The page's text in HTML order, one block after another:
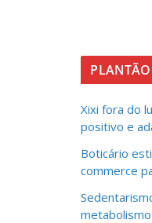
Xixi fora do
positivo e
Boticário
commerce